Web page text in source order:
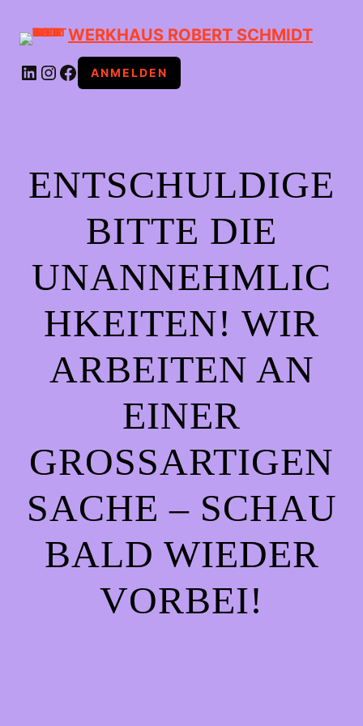
WERKHAUS ROBERT SCHMIDT
LINKEDIN INSTAGRAMFACEBOOK ANMELDEN
ENTSCHULDIGE
BITTE DIE
UNANNEHMLIC
HKEITEN! WIR
ARBEITEN AN
EINER
GROSSARTIGEN S
ACHE – SCHAU B
ALD WIEDER V
ORBEI!